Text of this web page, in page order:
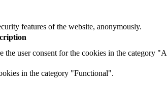
features of the website, anonymously.
user consent for the cookies in the category
in the category "Functional".